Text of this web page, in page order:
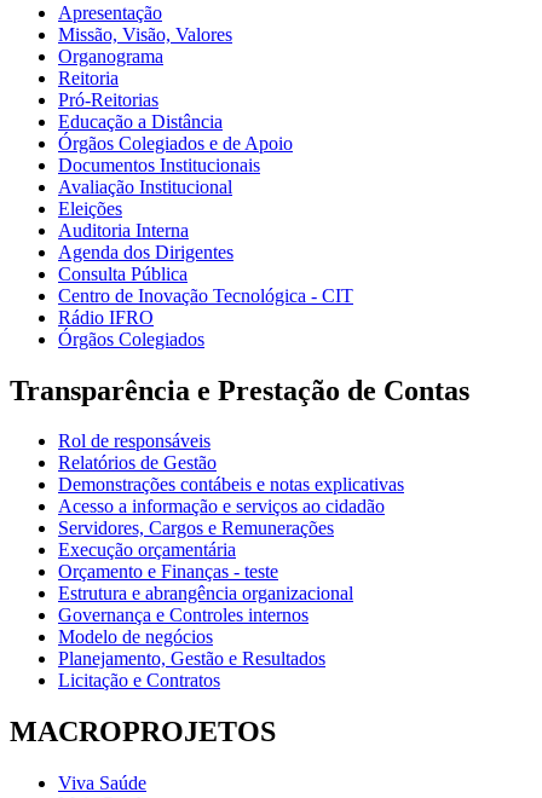
Apresentação
Missão, Visão, Valores
Organograma
Reitoria
Pró-Reitorias
Educação a Distância
Órgãos Colegiados e de Apoio
Documentos Institucionais
Avaliação Institucional
Eleições
Auditoria Interna
Agenda dos Dirigentes
Consulta Pública
Centro de Inovação Tecnológica - CIT
Rádio IFRO
Órgãos Colegiados
Transparência e Prestação de Contas
Rol de responsáveis
Relatórios de Gestão
Demonstrações contábeis e notas explicativas
Acesso a informação e serviços ao cidadão
Servidores, Cargos e Remunerações
Execução orçamentária
Orçamento e Finanças - teste
Estrutura e abrangência organizacional
Governança e Controles internos
Modelo de negócios
Planejamento, Gestão e Resultados
Licitação e Contratos
MACROPROJETOS
Viva Saúde